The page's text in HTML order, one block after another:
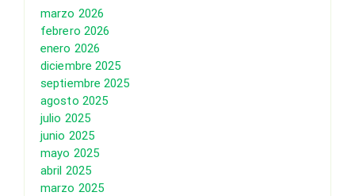
marzo 2026
febrero 2026
enero 2026
diciembre 2025
septiembre 2025
agosto 2025
julio 2025
junio 2025
mayo 2025
abril 2025
marzo 2025